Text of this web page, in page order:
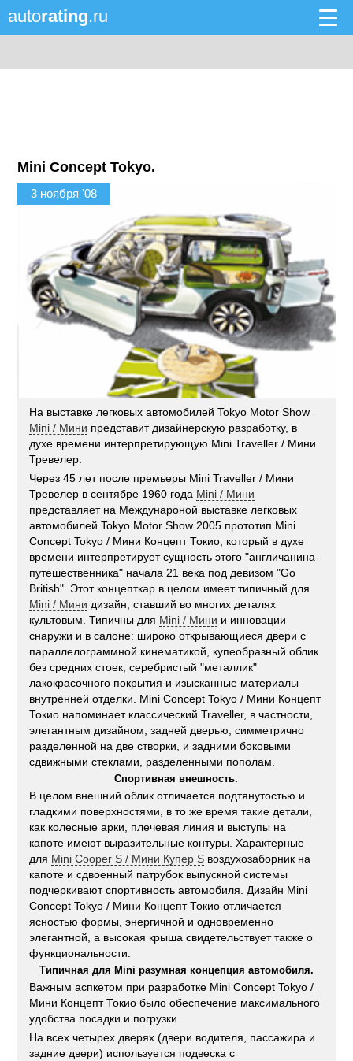
autorating.ru
Mini Concept Tokyo.
3 ноября '08
На выставке легковых автомобилей Tokyo Motor Show
Mini / Мини представит дизайнерскую разработку, в
духе времени интерпретирующую Mini Traveller / Мини
Тревелер.
Через 45 лет после премьеры Mini Traveller / Мини
Тревелер в сентябре 1960 года Mini / Мини
представляет на Междунароной выставке легковых
автомобилей Tokyo Motor Show 2005 прототип Mini
Concept Tokyo / Мини Концепт Токио, который в духе
времени интерпретирует сущность этого "англичанина-
путешественника" начала 21 века под девизом "Go
British". Этот концепткар в целом имеет типичный для
Mini / Мини дизайн, ставший во многих деталях
культовым. Типичны для Mini / Мини и инновации
снаружи и в салоне: широко открывающиеся двери с
параллелограммной кинематикой, купеобразный облик
без средних стоек, серебристый "металлик"
лакокрасочного покрытия и изысканные материалы
внутренней отделки. Mini Concept Tokyo / Мини Концепт
Токио напоминает классический Traveller, в частности,
элегантным дизайном, задней дверью, симметрично
разделенной на две створки, и задними боковыми
сдвижными стеклами, разделенными пополам.
Спортивная внешность.
В целом внешний облик отличается подтянутостью и
гладкими поверхностями, в то же время такие детали,
как колесные арки, плечевая линия и выступы на
капоте имеют выразительные контуры. Характерные
для Mini Cooper S / Мини Купер S воздухозаборник на
капоте и сдвоенный патрубок выпускной системы
подчеркивают спортивность автомобиля. Дизайн Mini
Concept Tokyo / Мини Концепт Токио отличается
ясностью формы, энергичной и одновременно
элегантной, а высокая крыша свидетельствует также о
функциональности.
Типичная для Mini разумная концепция автомобиля.
Важным аспкетом при разработке Mini Concept Tokyo /
Мини Концепт Токио было обеспечение максимального
удобства посадки и погрузки.
На всех четырех дверях (двери водителя, пассажира и
задние двери) используется подвеска с